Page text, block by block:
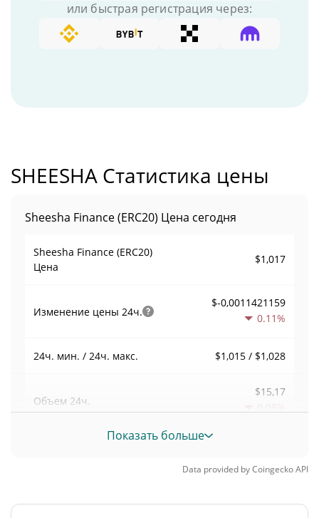
или быстрая регистрация через:
SHEESHA Статистика цены
Sheesha Finance (ERC20) Цена сегодня
Sheesha Finance (ERC20)
Цена
$1,017
Изменение цены 24ч.
$-0,0011421159
0.11%
24ч. мин. / 24ч. макс. $1,015 / $1,028
Объем 24ч.
$15,17
Показать больше
Data provided byCoingeckoAPI